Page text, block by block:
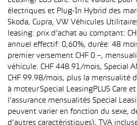
électriques et Plug-In Hybrid des
Skoda, Cupra, VW Véhicules
leasing: prix d’achat au comptant:
annuel effectif: 0,60%, durée: 48
premier versement CHF 0.–,
véhicule: CHF 448.91/mois, Special
CHF 99.98/mois, plus la mensualité
à moteur Special LeasingPLUS Care
l’assurance mensualités Special
peuvent varier en fonction du sexe,
d’autres caractéristiques), TVA